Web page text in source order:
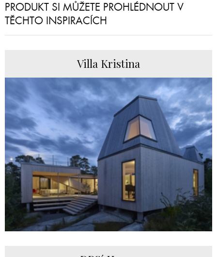
PRODUKT SI MŮŽETE PROHLÉDNOUT V
TĚCHTO INSPIRACÍCH
Villa Kristina